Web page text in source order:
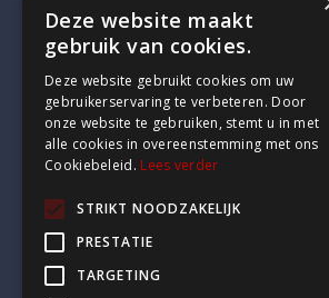
opgedaan bij instanties
Ministerie en de
Deze website maakt
gebruik van cookies.
Deze website gebruikt cookies om uw
gebruikerservaring te verbeteren. Door
onze website te gebruiken, stemt u in met
alle cookies in overeenstemming met ons
Cookiebeleid. Lees verder
STRIKT NOODZAKELIJK
PRESTATIE
TARGETING